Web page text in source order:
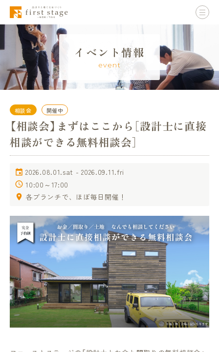
イベント情報
event
相談会 開催中
【相談会】まずはここから［設計士に直接
相談ができる無料相談会］
2026.08.01.sat - 2026.09.11.fri
10:00～17:00
各ブランチで、ほぼ毎日開催！